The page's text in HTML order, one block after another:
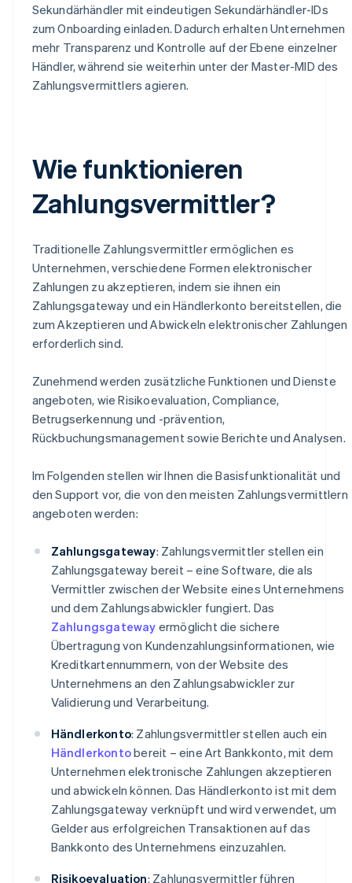
Sekundärhändler mit eindeutigen Sekundärhändler-IDs
zum Onboarding einladen. Dadurch erhalten Unternehmen
mehr Transparenz und Kontrolle auf der Ebene einzelner
Händler, während sie weiterhin unter der Master-MID des
Zahlungsvermittlers agieren.
Wie funktionieren
Zahlungsvermittler?
Traditionelle Zahlungsvermittler ermöglichen es
Unternehmen, verschiedene Formen elektronischer
Zahlungen zu akzeptieren, indem sie ihnen ein
Zahlungsgateway und ein Händlerkonto bereitstellen, die
zum Akzeptieren und Abwickeln elektronischer Zahlungen
erforderlich sind.
Zunehmend werden zusätzliche Funktionen und Dienste
angeboten, wie Risikoevaluation, Compliance,
Betrugserkennung und -prävention,
Rückbuchungsmanagement sowie Berichte und Analysen.
Im Folgenden stellen wir Ihnen die Basisfunktionalität und
den Support vor, die von den meisten Zahlungsvermittlern
angeboten werden:
Zahlungsgateway: Zahlungsvermittler stellen ein
Zahlungsgateway bereit – eine Software, die als
Vermittler zwischen der Website eines Unternehmens
und dem Zahlungsabwickler fungiert. Das
Zahlungsgateway ermöglicht die sichere
Übertragung von Kundenzahlungsinformationen, wie
Kreditkartennummern, von der Website des
Unternehmens an den Zahlungsabwickler zur
Validierung und Verarbeitung.
Händlerkonto: Zahlungsvermittler stellen auch ein
Händlerkontobereit – eine Art Bankkonto, mit dem
Unternehmen elektronische Zahlungen akzeptieren
und abwickeln können. Das Händlerkonto ist mit dem
Zahlungsgateway verknüpft und wird verwendet, um
Gelder aus erfolgreichen Transaktionen auf das
Bankkonto des Unternehmens einzuzahlen.
Risikoevaluation: Zahlungsvermittler führen